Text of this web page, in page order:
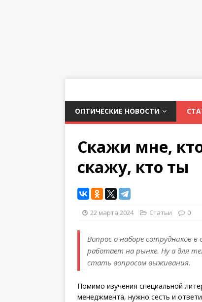
ОПТИЧЕСКИЕ НОВОСТИ
Скажи мне,
скажу, кто ты
22 марта 2024 Статьи 0
Вопрос о наборе сотрудников
работает на рынке. Ну а для
стать вопросом выживания.
Помимо изучения специальной
менеджмента, нужно сесть и